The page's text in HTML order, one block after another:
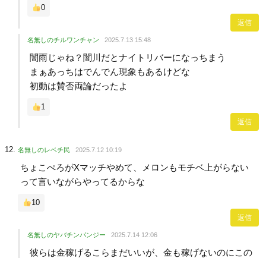
0
返信
名無しのチルワンチャン 2025.7.13 15:48
闇雨じゃね？闇川だとナイトリバーになっちまう
まぁあっちはでんでん現象もあるけどな
初動は賛否両論だったよ
1
返信
名無しのレベチ民 2025.7.12 10:19
ちょこぺろがXマッチやめて、メロンもモチベ上がらない
って言いながらやってるからな
10
返信
名無しのヤバチンパンジー 2025.7.14 12:06
彼らは金稼げるこらまだいいが、金も稼げないのにこの